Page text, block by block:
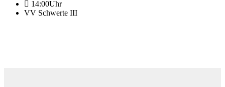
14:00Uhr
VV Schwerte III